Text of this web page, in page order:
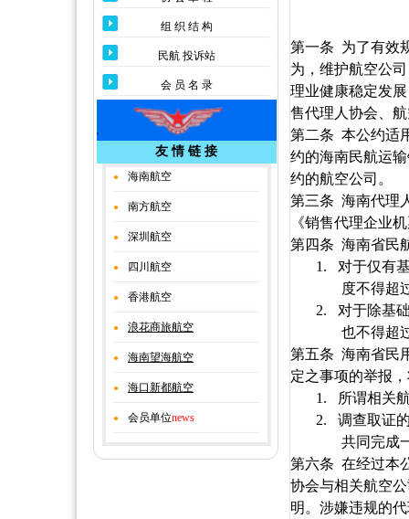
组 织 结 构
民航 投诉站
会 员 名 录
友 情 链 接
● 海南航空
● 南方航空
● 深圳航空
● 四川航空
● 香港航空
● 浪花商旅航空
● 海南望海航空
● 海口新都航空
● 会员单位news
第一条 为了有效
为，维护航空公
理业健康稳定发
售代理人协会、
第二条 本公约适
约的海南民航运
约的航空公司。
第三条 海南代理
《销售代理企业
第四条 海南省民
1.
对于仅有
度不得超
2.
对于除基
也不得超
第五条 海南省民
定之事项的举报
1.
所谓相关
2.
调查取证
共同完成
第六条 在经过本
协会与相关航空
明。 涉嫌违规的